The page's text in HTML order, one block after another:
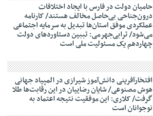
حامیان دولت در فارس با ایجاد اختلافات
درون‌جناحی بی‌حاصل مخالف هستند/ کارنامه
عملکردی موفق استان‌ها تبدیل به سرمایه اجتماعی
می‌شود/ ترابی‌جهرمی: تببین دستاوردهای دولت
چهاردهم یک مسئولیت ملی است
افتخارآفرینی دانش‌آموز شیرازی در المپیاد جهانی
هوش مصنوعی/ شایان رضاییان در این رقابت‌ها طلا
گرفت/ کلاری: این موفقیت نتیجه اعتماد به
نوجوانان است